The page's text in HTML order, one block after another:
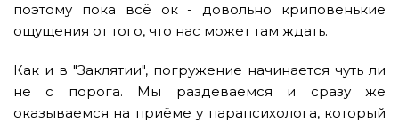
поэтому пока всё ок - довольно криповенькие
ощущения от того, что нас может там ждать.
Как и в "Заклятии", погружение начинается чуть ли
не с порога. Мы раздеваемся и сразу же
оказываемся на приёме у парапсихолога, который